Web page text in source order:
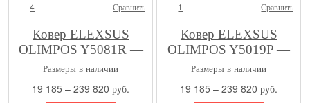
4 Сравнить
Ковер ELEXSUS
OLIMPOS Y5081R —
L.BEIGE / GREY
Размеры в наличии
19 185 – 239 820 руб.
1 Сравнить
Ковер ELEXSUS
OLIMPOS Y5019P —
L.BEIGE / L.BEIGE
Размеры в наличии
19 185 – 239 820 руб.